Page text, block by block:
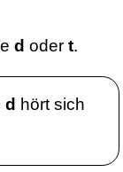
d odert.
d hört sich